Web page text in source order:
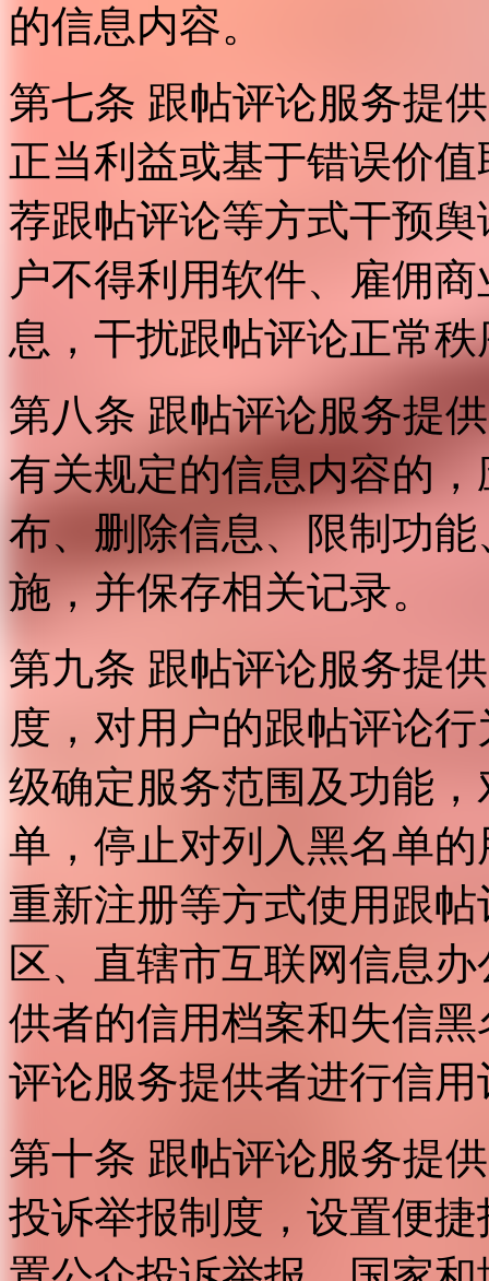
的信息内容。
第七条 跟帖评论服务提
正当利益或基于错误价
荐跟帖评论等方式干预
户不得利用软件、雇佣
息，干扰跟帖评论正常
第八条 跟帖评论服务提
有关规定的信息内容的
布、删除信息、限制功
施，并保存相关记录。
第九条 跟帖评论服务提
度，对用户的跟帖评论
级确定服务范围及功能
单，停止对列入黑名单
重新注册等方式使用跟
区、直辖市互联网信息
供者的信用档案和失信
评论服务提供者进行信用
第十条 跟帖评论服务提
投诉举报制度，设置便